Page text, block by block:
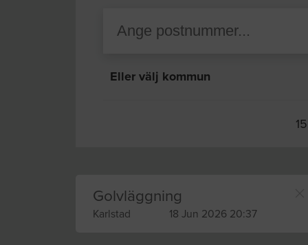
Eller välj kommun
Golvläggning
Karlstad 18 Jun 2026 20:37